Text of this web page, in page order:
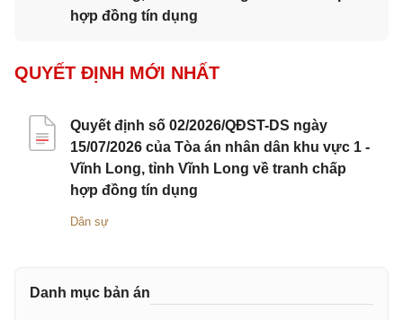
hợp đồng tín dụng
QUYẾT ĐỊNH MỚI NHẤT
Quyết định số 02/2026/QĐST-DS ngày
15/07/2026 của Tòa án nhân dân khu vực 1 -
Vĩnh Long, tỉnh Vĩnh Long về tranh chấp
hợp đồng tín dụng
Dân sự
Danh mục bản án